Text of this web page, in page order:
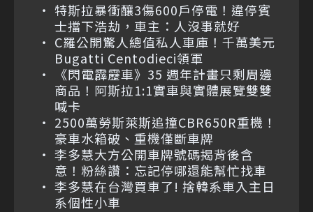
特斯拉暴衝釀3傷600戶停電！違停賓
士擋下浩劫，車主：人沒事就好
C羅公開驚人總值私人車庫！千萬美元
Bugatti Centodieci領軍
《閃電霹靂車》35 週年計畫只剩周邊
商品！阿斯拉1:1實車與實體展覽雙雙
喊卡
2500萬勞斯萊斯追撞CBR650R重機！
豪車水箱破、重機僅斷車牌
李多慧大方公開車牌號碼揭背後含
意！粉絲讚：忘記停哪還能幫忙找車
李多慧在台灣買車了! 捨韓系車入主日
系個性小車